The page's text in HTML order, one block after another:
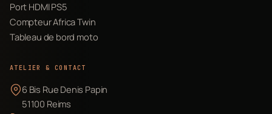
Port HDMI PS5
Compteur Africa Twin
Tableau de bord moto
ATELIER & CONTACT
6 Bis Rue Denis Papin
51100 Reims